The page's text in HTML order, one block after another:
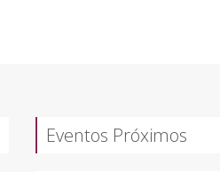
Eventos Próximos